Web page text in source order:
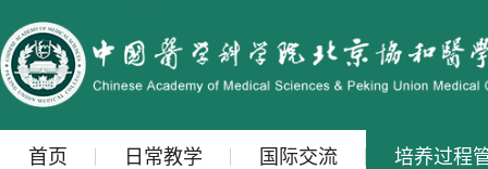
首页 日常教学 国际交流 培养过程